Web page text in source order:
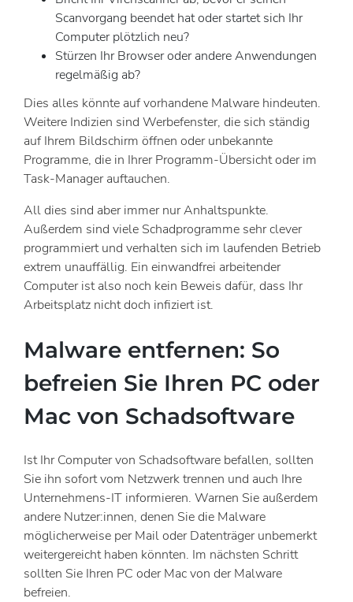
Scanvorgang beendet hat oder startet sich Ihr
Computer plötzlich neu?
Stürzen Ihr Browser oder andere Anwendungen
regelmäßig ab?
Dies alles könnte auf vorhandene Malware hindeuten.
Weitere Indizien sind Werbefenster, die sich ständig
auf Ihrem Bildschirm öffnen oder unbekannte
Programme, die in Ihrer Programm-Übersicht oder im
Task-Manager auftauchen.
All dies sind aber immer nur Anhaltspunkte.
Außerdem sind viele Schadprogramme sehr clever
programmiert und verhalten sich im laufenden Betrieb
extrem unauffällig. Ein einwandfrei arbeitender
Computer ist also noch kein Beweis dafür, dass Ihr
Arbeitsplatz nicht doch infiziert ist.
Malware entfernen: So
befreien Sie Ihren PC oder
Mac von Schadsoftware
Ist Ihr Computer von Schadsoftware befallen, sollten
Sie ihn sofort vom Netzwerk trennen und auch Ihre
Unternehmens-IT informieren. Warnen Sie außerdem
andere Nutzer:innen, denen Sie die Malware
möglicherweise per Mail oder Datenträger unbemerkt
weitergereicht haben könnten. Im nächsten Schritt
sollten Sie Ihren PC oder Mac von der Malware
befreien.